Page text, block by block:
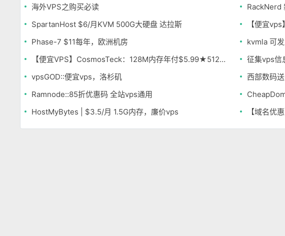
海外VPS之购买必读
RackNerd
SpartanHost $6/月KVM 500G大硬盘 达拉斯
Phase-7 $11每年，欧洲机房
kvmla 可
【便宜VPS】CosmosTeck：128M内存年付$5.99★512M内存年付$9.99 洛杉矶/达拉斯/凤凰城
征集vps信
vpsGOD::便宜vps，洛杉矶
西部数码
Ramnode::85折优惠码 全站vps通用
HostMyBytes | $3.5/月 1.5G内存，廉价vps
【域名优